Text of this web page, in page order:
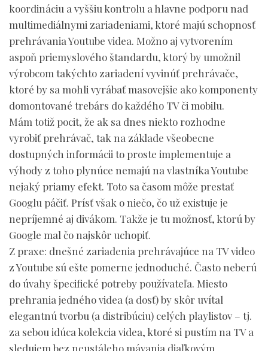
koordináciu a vyššiu kontrolu a hlavne podporu nad
multimediálnymi zariadeniami, ktoré majú schopnosť
prehrávania Youtube videa. Možno aj vytvorením
aspoň priemyslového štandardu, ktorý by umožnil
výrobcom takýchto zariadení vyvinúť prehrávače,
ktoré by sa mohli vyrábať masovejšie ako komponenty
domontované trebárs do každého TV či mobilu.
Mám totiž pocit, že ak sa dnes niekto rozhodne
vyrobiť prehrávač, tak na základe všeobecne
dostupných informácii to proste implementuje a
výhody z toho plynúce nemajú na vlastníka Youtube
nejaký priamy efekt. Toto sa časom môže prestať
Googlu páčiť. Prísť však o niečo, čo už existuje je
nepríjemné aj divákom. Takže je tu možnosť, ktorú by
Google mal čo najskôr uchopiť.
Z praxe: dnešné zariadenia prehrávajúce na TV video
z Youtube sú ešte pomerne jednoduché. Často neberú
do úvahy špecifické potreby používateľa. Miesto
prehrania jedného videa (a dosť) by skôr uvítal
elegantnú tvorbu (a distribúciu) celých playlistov – tj.
za sebou idúca kolekcia videa, ktoré si pustím na TV a
sledujem bez neustáleho mávania diaľkovým